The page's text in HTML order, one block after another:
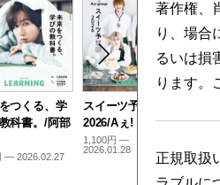
つくる、学
科書。/阿部
— 2026.02.27
スイーツ予想図
2026/Aぇ! grou …
1,100円 —
2026.01.28
運術
著作権、
り、場合
るいは損
ります。
正規取扱